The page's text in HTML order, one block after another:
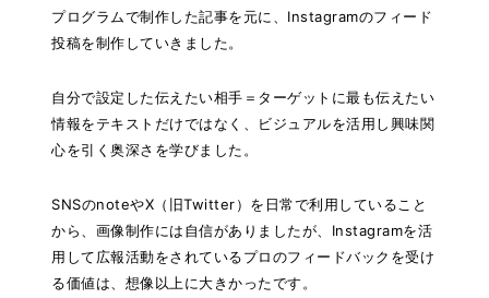
プログラムで制作した記事を元に、Instagramのフィード
投稿を制作していきました。
自分で設定した伝えたい相手＝ターゲットに最も伝えたい
情報をテキストだけではなく、ビジュアルを活用し興味関
心を引く奥深さを学びました。
SNSのnoteやX（旧Twitter）を日常で利用していること
から、画像制作には自信がありましたが、Instagramを活
用して広報活動をされているプロのフィードバックを受け
る価値は、想像以上に大きかったです。